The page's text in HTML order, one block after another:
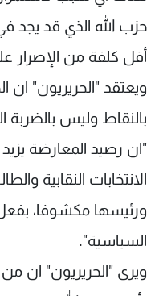
حزب الله الذي قد يجد
أقل كلفة من الإصرار
ويعتقد "الحريريون"
بالنقاط وليس
"ان رصيد المعارضة
الانتخابات النقابية
ورئيسها مكشوفا،
السياسية".
ويرى "الحريريون" ان